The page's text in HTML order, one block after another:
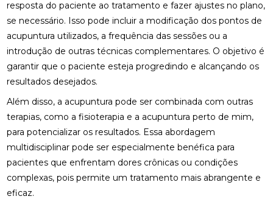
resposta do paciente ao tratamento e fazer ajustes no plano,
se necessário. Isso pode incluir a modificação dos pontos de
acupuntura utilizados, a frequência das sessões ou a
introdução de outras técnicas complementares. O objetivo é
garantir que o paciente esteja progredindo e alcançando os
resultados desejados.
Além disso, a acupuntura pode ser combinada com outras
terapias, como a fisioterapia e a acupuntura perto de mim,
para potencializar os resultados. Essa abordagem
multidisciplinar pode ser especialmente benéfica para
pacientes que enfrentam dores crônicas ou condições
complexas, pois permite um tratamento mais abrangente e
eficaz.
FISIOTERAPIA NO PÉ: BENEFÍCIOS E TRATAMENTOS
FISIOTERAPIA OCULAR: BENEFÍCIOS E TÉCNICAS
FISIOTERAPIA OCULAR: BENEFÍCIOS E
TRATAMENTOS PARA A SAÚDE VISUAL
FISIOTERAPIA OCULAR: BENEFÍCIOS E
TRATAMENTOS
FISIOTERAPIA OCULAR: COMO MELHORAR A SAÚDE
DOS SEUS OLHOS E AUMENTAR O CONFORTO
VISUAL
FISIOTERAPIA OCULAR: MELHORE SUA VISÃO HOJE!